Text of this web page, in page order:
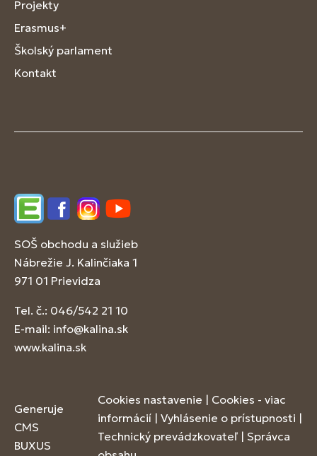
Projekty
Erasmus+
Školský parlament
Kontakt
EdupageFacebookInstagram
YouTube
SOŠ obchodu a služieb
Nábrežie J. Kalinčiaka 1
971 01 Prievidza
Tel. č.: 046/542 21 10
E-mail: info@kalina.sk
www.kalina.sk
Generuje
CMS
BUXUS
Cookies nastavenie | Cookies - viac
informácií | Vyhlásenie o prístupnosti |
Technický prevádzkovateľ | Správca